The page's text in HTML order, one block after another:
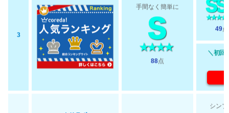
3
手間なく簡単に
88点
49点
＼初回
シン